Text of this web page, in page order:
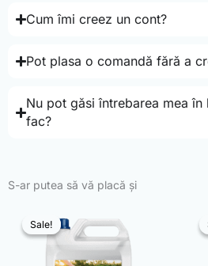
Cum îmi creez un cont?
Pot plasa o comandă fără a
Nu pot găsi întrebarea mea
fac?
S-ar putea să vă placă și
Sale!
Sale!